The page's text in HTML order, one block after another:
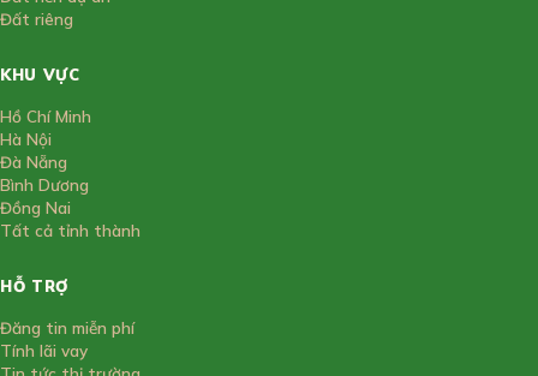
Đất riêng
KHU VỰC
Hồ Chí Minh
Hà Nội
Đà Nẵng
Bình Dương
Đồng Nai
Tất cả tỉnh thành
HỖ TRỢ
Đăng tin miễn phí
Tính lãi vay